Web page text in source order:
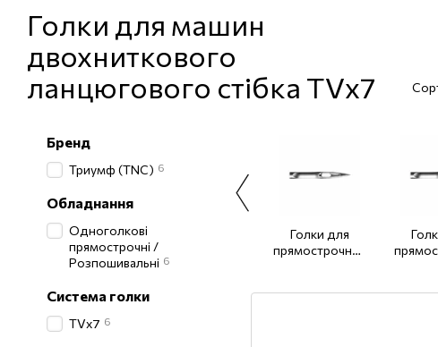
Голки для машин
двохниткового
ланцюгового стібка TVх7
Голки для
прямострочних
Бренд
Триумф (TNC) 6
Обладнання
Одноголкові
прямострочні /
Розпошивальні 6
Система голки
TVх7 6